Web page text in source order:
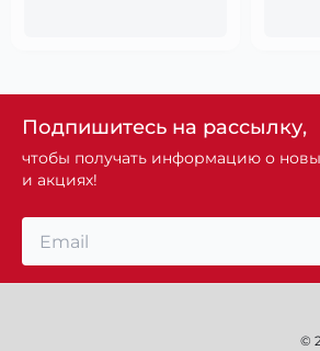
Подпишитесь на рассылку,
чтобы получать информацию о
и акциях!
©